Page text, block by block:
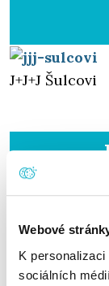
Webové
K
sociálních
J+J+J Šulcovi
Baťův kanál